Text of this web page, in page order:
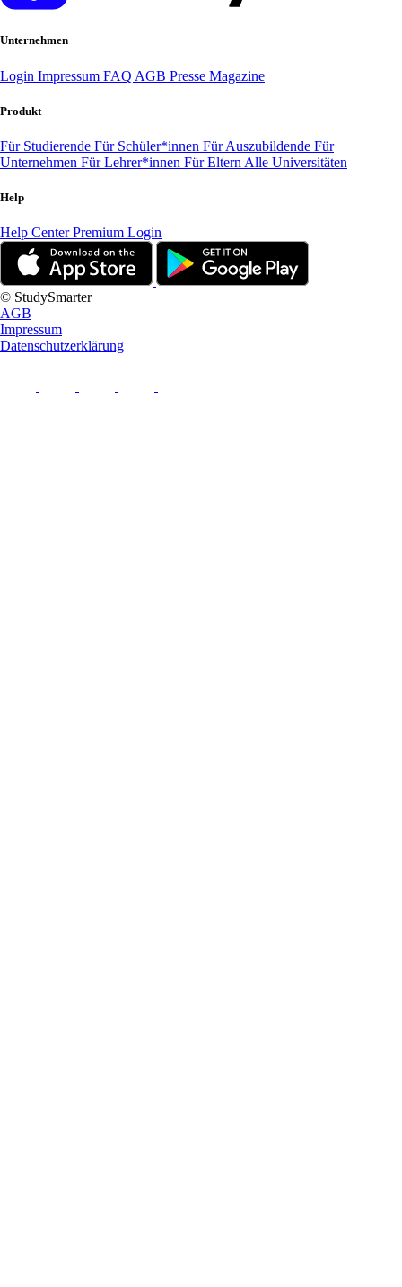
Unternehmen
Login Impressum FAQ AGB Presse Magazine
Produkt
Für Studierende Für Schüler*innen Für Auszubildende Für
Unternehmen Für Lehrer*innen Für Eltern Alle Universitäten
Help
Help CenterPremium Login
© StudySmarter
AGB
Impressum
Datenschutzerklärung